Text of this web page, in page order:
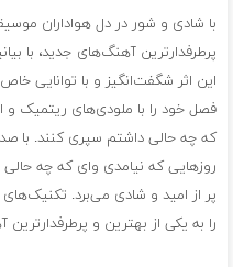
با شادی و شور در دل هواداران
پرطرفدارترین آهنگ‌های جدید، با
این اثر شگفت‌انگیز و با توانایی
فصل خود را با ملودی‌های ریتمیک
که چه حالی داشتم سپری کنند. با
روزهایی که نیامدی وای که چه حالی
پر از امید و شادی می‌برد. تکنیک‌های
را به یکی از بهترین و